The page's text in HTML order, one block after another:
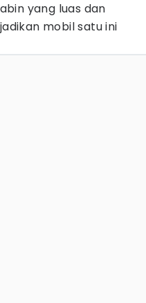
yang luas dan
mobil satu ini